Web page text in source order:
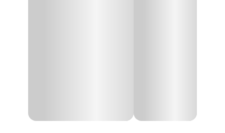
os tipos de casa e felinos.